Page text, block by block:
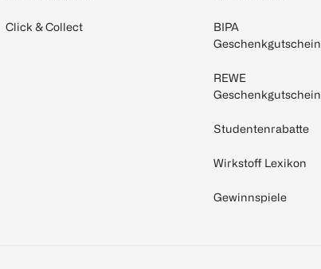
Click & Collect
BIPA
REWE
Studentenrabatte
Wirkstoff Lexikon
Gewinnspiele